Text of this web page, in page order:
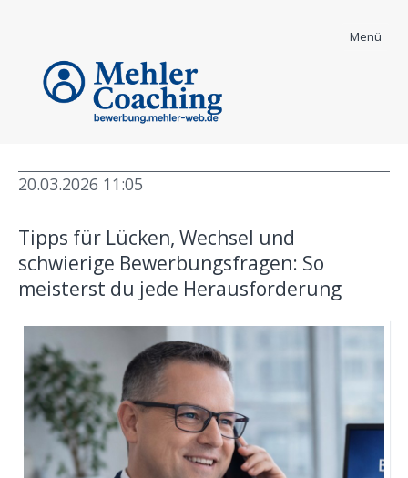
Menü
Bewerbungstipps
Bewerbungsstrategie für mehr Einladungen
Lebenslauf optimieren
Anschreiben, das überzeugt
Vorstellungsgespräch meistern
Tipps für Lücken, Wechsel und ...
Informationen - News und mehr
20.03.2026 11:05
Tipps für Lücken, Wechsel und
schwierige Bewerbungsfragen: So
meisterst du jede Herausforderung